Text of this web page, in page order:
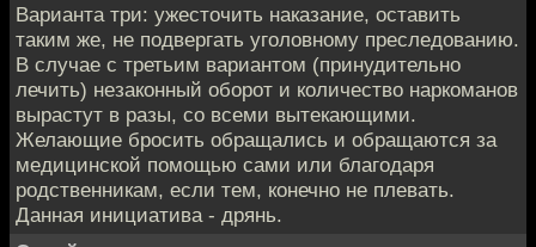
Варианта три: ужесточить наказание, оставить
таким же, не подвергать уголовному преследованию.
В случае с третьим вариантом (принудительно
лечить) незаконный оборот и количество наркоманов
вырастут в разы, со всеми вытекающими.
Желающие бросить обращались и обращаются за
медицинской помощью сами или благодаря
родственникам, если тем, конечно не плевать.
Данная инициатива - дрянь.